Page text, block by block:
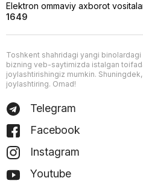
Elektron ommaviy axborot
1649
Toshkent shahridagi yangi
bizning veb-saytimizda istalgan
joylashtirishingiz mumkin.
joylashtiring. Omad!
Telegram
Facebook
Instagram
Youtube